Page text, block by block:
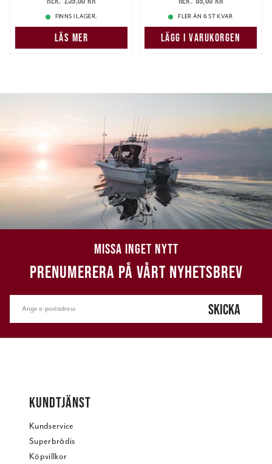
259,00 kr
FINNS I LAGER.
LÄS MER
89,00 kr
FLER ÄN 6 ST KVAR
LÄGG I VARUKORGEN
MISSA INGET NYTT
PRENUMERERA PÅ VÅRT NYHETSBREV
SKICKA
KUNDTJÄNST
Kundservice
Superbrådis
Köpvillkor